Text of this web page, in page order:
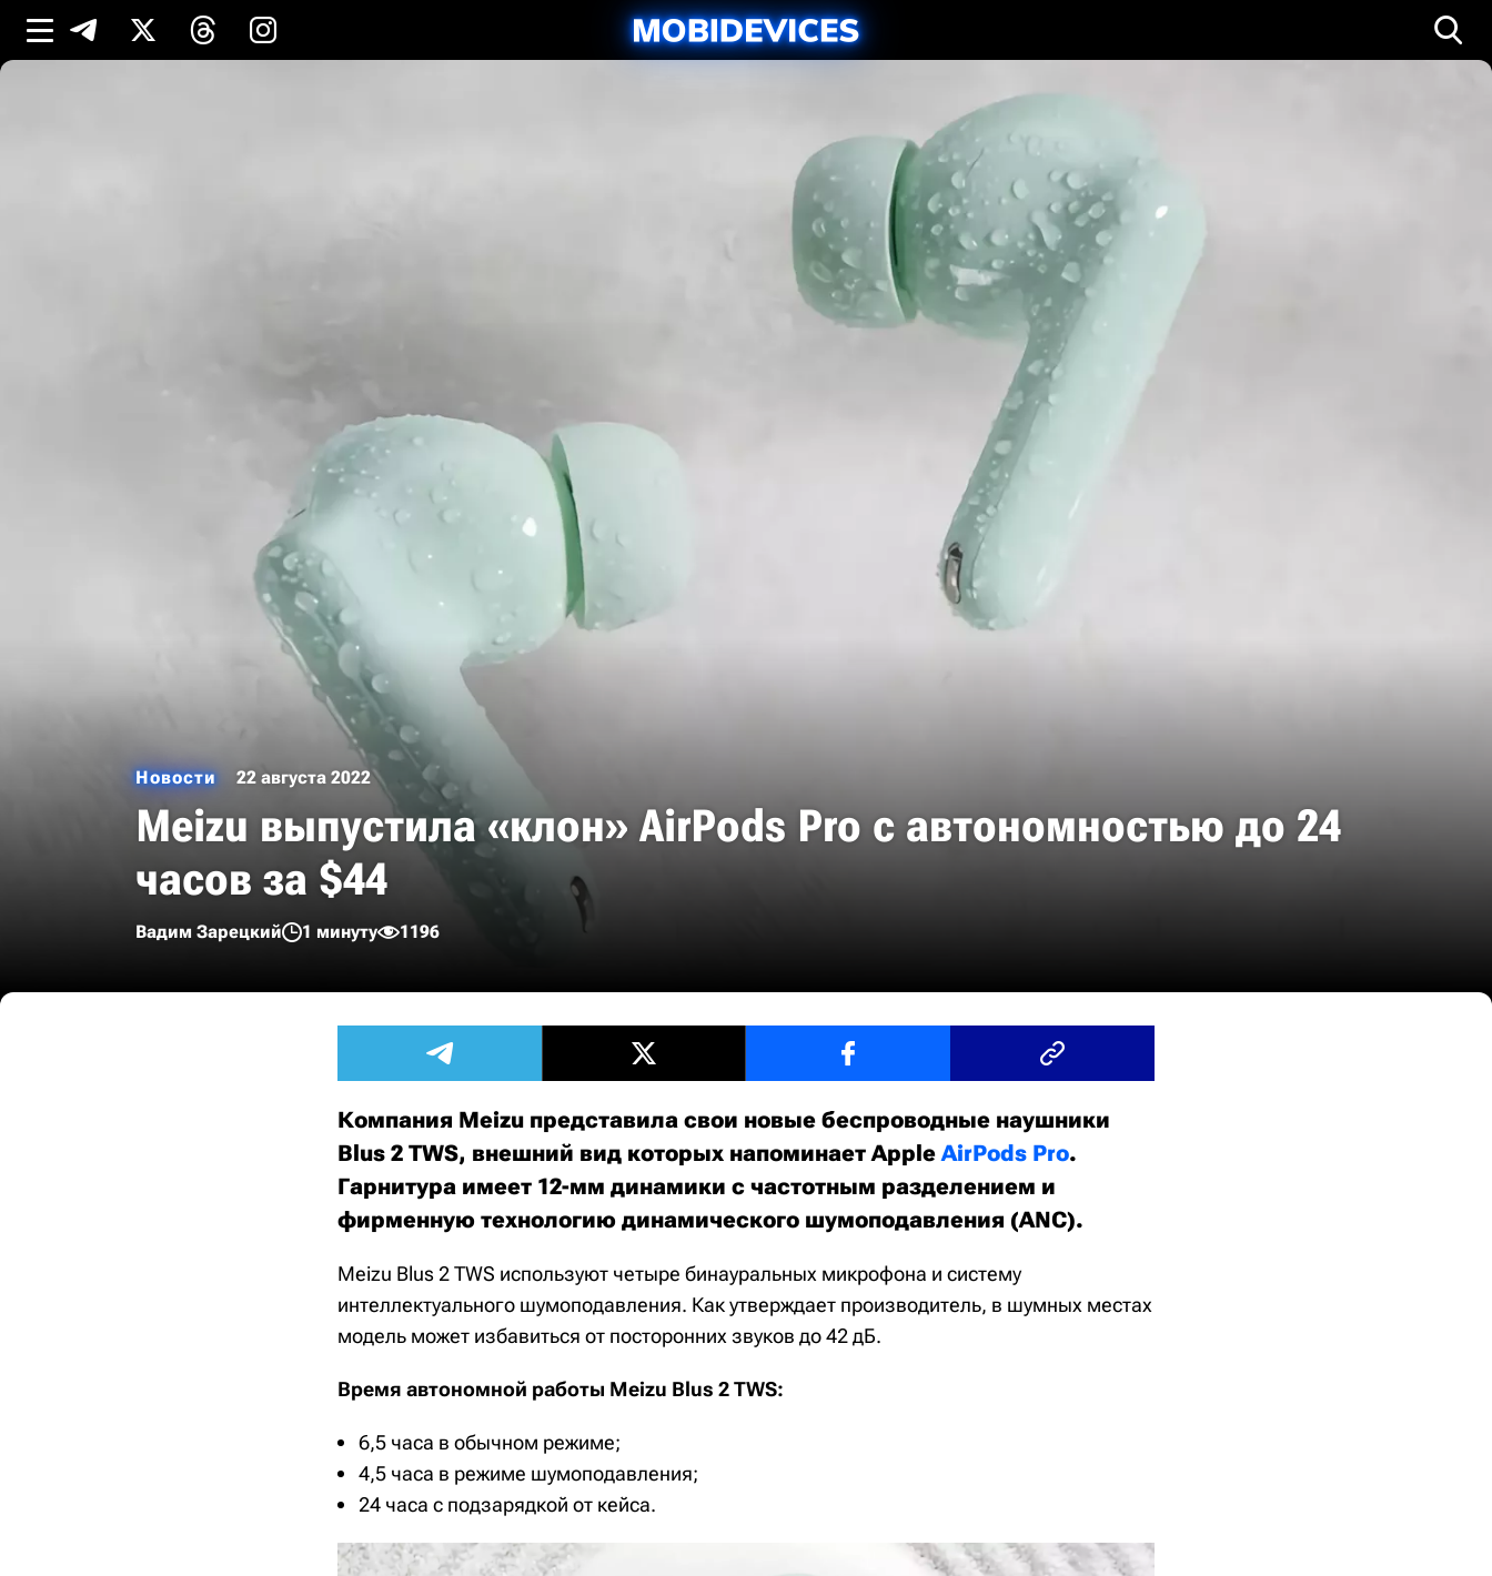
Новости 22 августа 2022
Meizu выпустила «клон» AirPods Pro с автономностью до 24
часов за $44
Вадим Зарецкий 1 минуту 1196
Компания Meizu представила свои новые беспроводные наушники
Blus 2 TWS, внешний вид которых напоминает AppleAirPods Pro.
Гарнитура имеет 12-мм динамики с частотным разделением и
фирменную технологию динамического шумоподавления (ANC).
Meizu Blus 2 TWS используют четыре бинауральных микрофона и систему
интеллектуального шумоподавления. Как утверждает производитель, в шумных местах
модель может избавиться от посторонних звуков до 42 дБ.
Время автономной работы Meizu Blus 2 TWS:
6,5 часа в обычном режиме;
4,5 часа в режиме шумоподавления;
24 часа с подзарядкой от кейса.